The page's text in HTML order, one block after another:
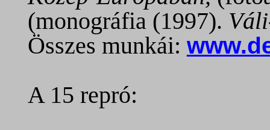
(monográfia (1997).
Összes munkái:
A 15 repró: